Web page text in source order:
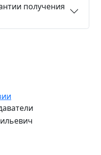
получения